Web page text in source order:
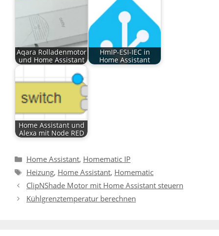
Aqara Rolladenmotor
und Home Assistant
HmIP-ESI-IEC in
Home Assistant
Home Assistant und
Alexa mit Node RED
Kategorien
Home Assistant, Homematic IP
Schlagwörter
Heizung, Home Assistant, Homematic
ClipNShade Motor mit Home Assistant steuern
Kühlgrenztemperatur berechnen